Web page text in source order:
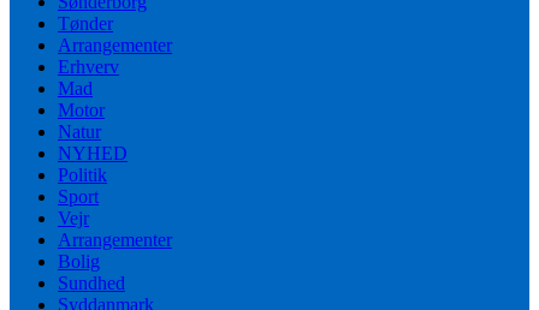
Tønder
Arrangementer
Erhverv
Mad
Motor
Natur
NYHED
Politik
Sport
Vejr
Arrangementer
Bolig
Sundhed
Syddanmark